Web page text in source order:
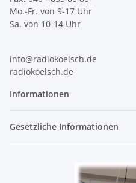
Mo.-Fr. von 9-17 Uhr
Sa. von 10-14 Uhr
info@radiokoelsch.de
radiokoelsch.de
Informationen
Gesetzliche Informationen